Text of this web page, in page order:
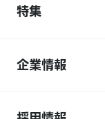
特集
企業情報